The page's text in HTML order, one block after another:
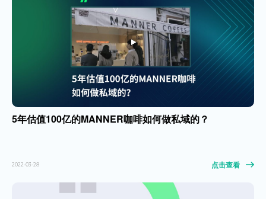
5年估值100亿的MANNER咖啡如何做私域的？
2022-03-28 点击查看